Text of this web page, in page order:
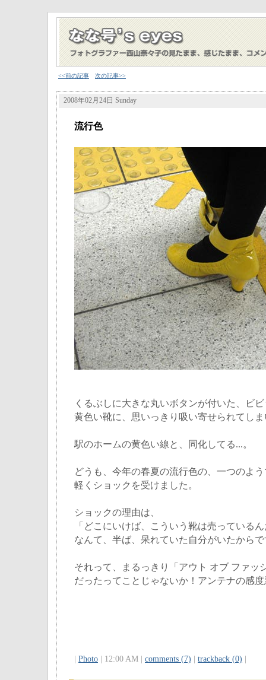
<<前の記事 次の記事>>
2008年02月24日 Sunday
流行色
くるぶしに大きな丸いボタンが付いた、ビ
黄色い靴に、思いっきり吸い寄せられてし
駅のホームの黄色い線と、同化してる...。
どうも、今年の春夏の流行色の、一つのよ
軽くショックを受けました。
ショックの理由は、
「どこにいけば、こういう靴は売っている
なんて、半ば、呆れていた自分がいたから
それって、まるっきり「アウト オブ ファッ
だったってことじゃないか！アンテナの感
Photo | 12:00 AM | comments (7) trackback (0)